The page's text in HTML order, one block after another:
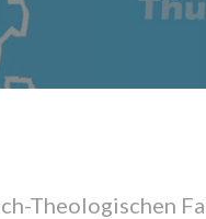
Theologischen